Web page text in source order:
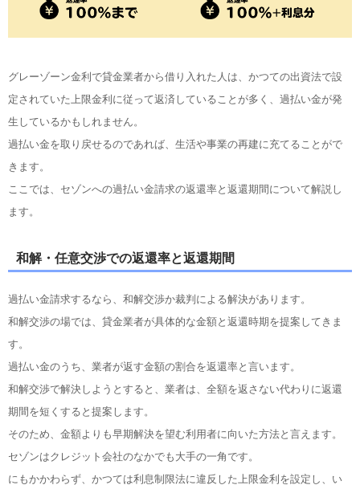
グレーゾーン金利で貸金業者から借り入れた人は、かつての出資法で設
定されていた上限金利に従って返済していることが多く、過払い金が発
生しているかもしれません。
過払い金を取り戻せるのであれば、生活や事業の再建に充てることがで
きます。
ここでは、セゾンへの過払い金請求の返還率と返還期間について解説し
ます。
和解・任意交渉での返還率と返還期間
過払い金請求するなら、和解交渉か裁判による解決があります。
和解交渉の場では、貸金業者が具体的な金額と返還時期を提案してきま
す。
過払い金のうち、業者が返す金額の割合を返還率と言います。
和解交渉で解決しようとすると、業者は、全額を返さない代わりに返還
期間を短くすると提案します。
そのため、金額よりも早期解決を望む利用者に向いた方法と言えます。
セゾンはクレジット会社のなかでも大手の一角です。
にもかかわらず、かつては利息制限法に違反した上限金利を設定し、い